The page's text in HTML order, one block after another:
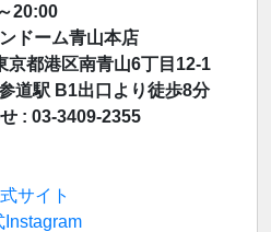
～20:00
ドーム青山本店
港区南青山6丁目12-1
道駅 B1出口より徒歩8分
: 03-3409-2355
サイト
Instagram